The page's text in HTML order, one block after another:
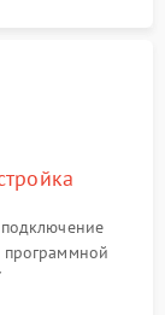
порогов
АКБ.